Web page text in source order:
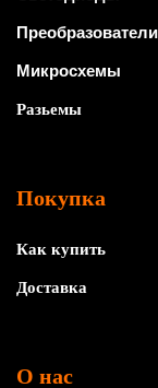
Преобразователи
Микросхемы
Разьемы
Покупка
Как купить
Доставка
О нас